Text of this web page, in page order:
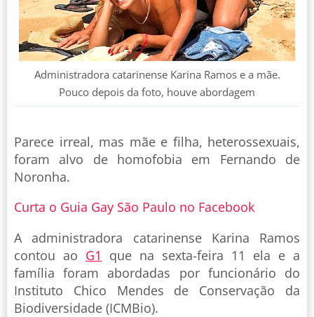
Administradora catarinense Karina Ramos e a mãe.
Pouco depois da foto, houve abordagem
Parece irreal, mas mãe e filha, heterossexuais,
foram alvo de homofobia em Fernando de
Noronha.
Curta o Guia Gay São Paulo no Facebook
A administradora catarinense Karina Ramos
contou ao G1
que na sexta-feira 11 ela e a
família foram abordadas por funcionário do
Instituto Chico Mendes de Conservação da
Biodiversidade (ICMBio).